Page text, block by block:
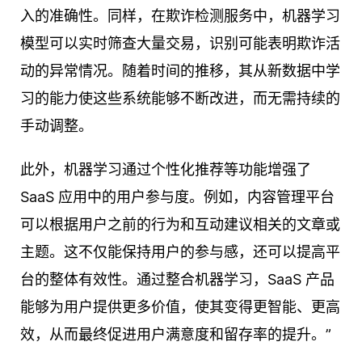
入的准确性。同样，在欺诈检测服务中，机器学习
模型可以实时筛查大量交易，识别可能表明欺诈活
动的异常情况。随着时间的推移，其从新数据中学
习的能力使这些系统能够不断改进，而无需持续的
手动调整。
此外，机器学习通过个性化推荐等功能增强了
SaaS 应用中的用户参与度。例如，内容管理平台
可以根据用户之前的行为和互动建议相关的文章或
主题。这不仅能保持用户的参与感，还可以提高平
台的整体有效性。通过整合机器学习，SaaS 产品
能够为用户提供更多价值，使其变得更智能、更高
效，从而最终促进用户满意度和留存率的提升。”